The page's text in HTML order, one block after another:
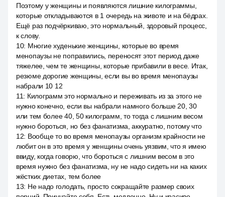
Поэтому у женщины и появляются лишние килограммы,
которые откладываются в 1 очередь на животе и на бёдрах.
Ещё раз подчёркиваю, это нормальный, здоровый процесс,
к слову.
10: Многие худенькие женщины, которые во время
менопаузы не поправились, переносят этот период даже
тяжелее, чем те женщины, которые прибавили в весе. Итак,
резюме дорогие женщины, если вы во время менопаузы
набрали 10 12
11: Килограмм это нормально и переживать из за этого не
нужно конечно, если вы набрали намного больше 20, 30
или тем более 40, 50 килограмм, то тогда с лишним весом
нужно бороться, но без фанатизма, аккуратно, потому что
12: Вообще то во время менопаузы организм крайности не
любит он в это время у женщины очень уязвим, что я имею
ввиду, когда говорю, что бороться с лишним весом в это
время нужно без фанатизма, ну не надо сидеть ни на каких
жёстких диетах, тем более
13: Не надо голодать, просто сокращайте размер своих